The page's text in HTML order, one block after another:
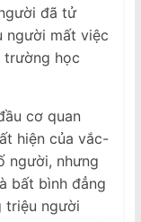
đã tử
người mất việc
trường học
cơ quan
hiện của vắc-
người, nhưng
bất bình đẳng
triệu người